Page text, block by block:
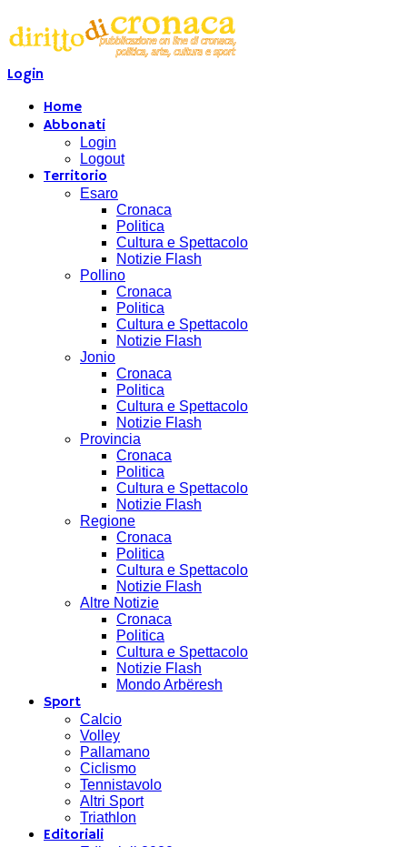
Login
Home
Abbonati
Login
Logout
Territorio
Esaro
Cronaca
Politica
Cultura e Spettacolo
Notizie Flash
Pollino
Cronaca
Politica
Cultura e Spettacolo
Notizie Flash
Jonio
Cronaca
Politica
Cultura e Spettacolo
Notizie Flash
Provincia
Cronaca
Politica
Cultura e Spettacolo
Notizie Flash
Regione
Cronaca
Politica
Cultura e Spettacolo
Notizie Flash
Altre Notizie
Cronaca
Politica
Cultura e Spettacolo
Notizie Flash
Mondo Arbëresh
Sport
Calcio
Volley
Pallamano
Ciclismo
Tennistavolo
Altri Sport
Triathlon
Editoriali